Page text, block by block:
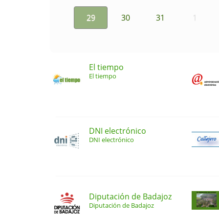
29 30 31 1
El tiempo
El tiempo
DNI electrónico
DNI electrónico
Diputación de Badajoz
Diputación de Badajoz